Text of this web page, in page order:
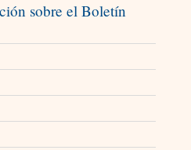
sobre el Boletín